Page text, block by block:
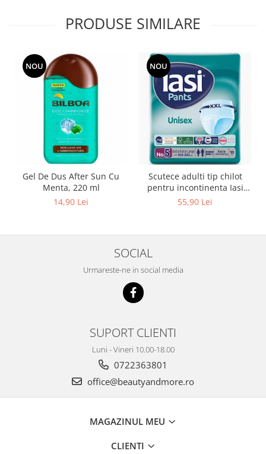
PRODUSE SIMILARE
NOU
Gel De Dus After Sun Cu
Menta, 220 ml
14,90 Lei
NOU
Scutece adulti tip chilot
pentru incontinenta Iasi
Pants Unisex, Marime XXL,
55,90 Lei
SOCIAL
Urmareste-ne in social media
SUPORT CLIENTI
Luni - Vineri 10.00-18.00
0722363801
office@beautyandmore.ro
MAGAZINUL MEU
CLIENTI